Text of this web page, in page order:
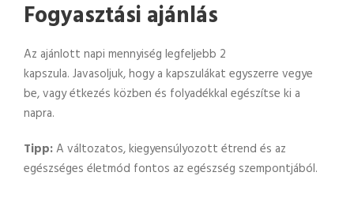
Fogyasztási ajánlás
Az ajánlott napi mennyiség legfeljebb 2
kapszula. Javasoljuk, hogy a kapszulákat egyszerre vegye
be, vagy étkezés közben és folyadékkal egészítse ki a
napra.
Tipp:A változatos, kiegyensúlyozott étrend és az
egészséges életmód fontos az egészség szempontjából.